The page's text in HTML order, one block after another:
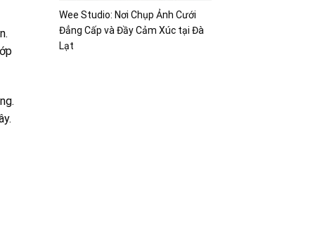
Wee Studio: Nơi Chụp Ảnh Cưới
Đẳng Cấp và Đầy Cảm Xúc tại Đà
Lạt